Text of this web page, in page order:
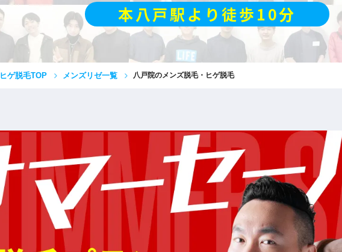
本八戸駅より徒歩10分
ヒゲ脱毛TOP メンズリゼ一覧 八戸院のメンズ脱毛・ヒゲ脱毛